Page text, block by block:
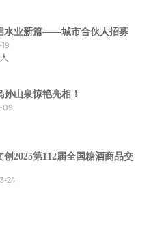
水业新篇——城市合伙人招募
山泉惊艳亮相！
09
2025第112届全国糖酒商品交
24